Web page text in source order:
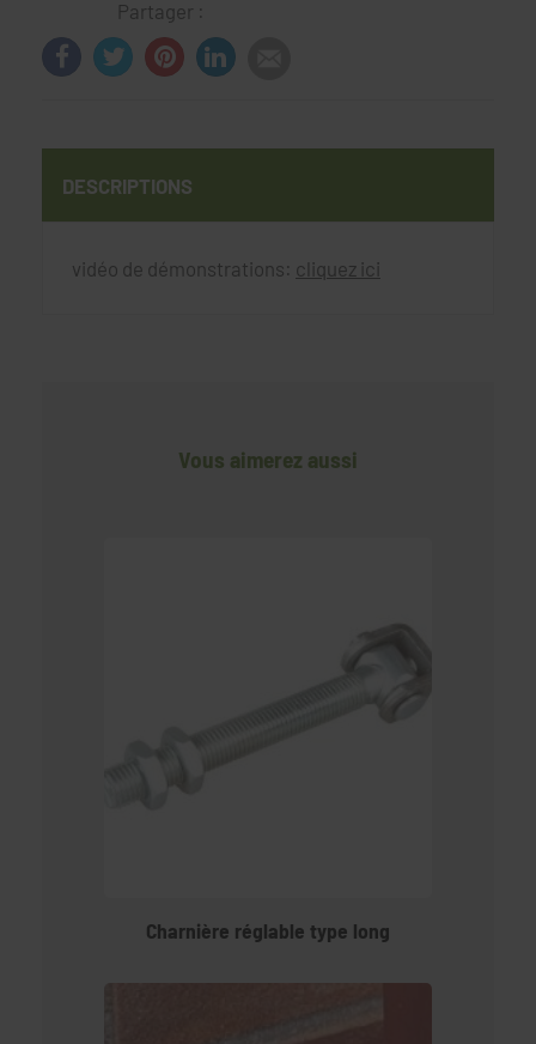
Partager :
DESCRIPTIONS
vidéo de démonstrations: cliquez ici
Vous aimerez aussi
Charnière réglable type long